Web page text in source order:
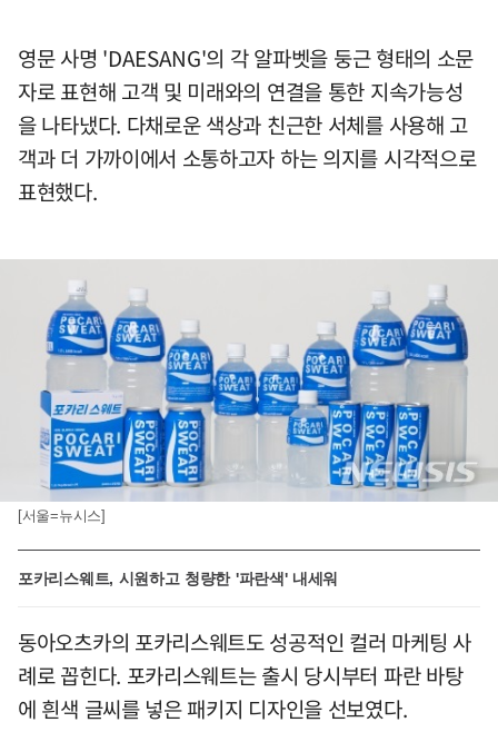
영문 사명 'DAESANG'의 각 알파벳을 둥근 형태의 소문
자로 표현해 고객 및 미래와의 연결을 통한 지속가능성
을 나타냈다. 다채로운 색상과 친근한 서체를 사용해 고
객과 더 가까이에서 소통하고자 하는 의지를 시각적으로
표현했다.
[서울=뉴시스]
포카리스웨트, 시원하고 청량한 '파란색' 내세워
동아오츠카의 포카리스웨트도 성공적인 컬러 마케팅 사
례로 꼽힌다. 포카리스웨트는 출시 당시부터 파란 바탕
에 흰색 글씨를 넣은 패키지 디자인을 선보였다.